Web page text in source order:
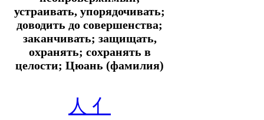
устраивать, упорядочивать;
доводить до совершенства;
заканчивать; защищать,
охранять; сохранять в
целости; Цюань (фамилия)
人 亻